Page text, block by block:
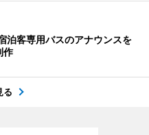
泊客専用バスのアナウンスを
作
る